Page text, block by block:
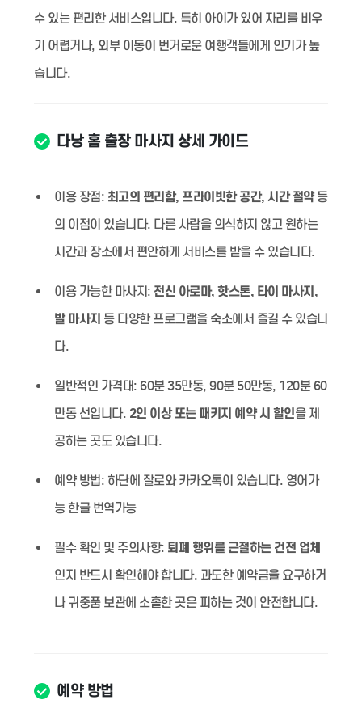
수 있는 편리한 서비스입니다. 특히 아이가 있어 자리를 비우
기 어렵거나, 외부 이동이 번거로운 여행객들에게 인기가 높
습니다.
다낭 홈 출장 마사지 상세 가이드
이용 장점: 최고의 편리함, 프라이빗한 공간, 시간 절약등
의 이점이 있습니다. 다른 사람을 의식하지 않고 원하는
시간과 장소에서 편안하게 서비스를 받을 수 있습니다.
이용 가능한 마사지: 전신 아로마, 핫스톤, 타이 마사지,
발 마사지 등 다양한 프로그램을 숙소에서 즐길 수 있습니
다.
일반적인 가격대: 60분 35만동, 90분 50만동, 120분 60
만동 선입니다. 2인 이상 또는 패키지 예약 시 할인을 제
공하는 곳도 있습니다.
예약 방법: 하단에 잘로와 카카오톡이 있습니다. 영어가
능 한글 번역가능
필수 확인 및 주의사항: 퇴폐 행위를 근절하는 건전 업체
인지 반드시 확인해야 합니다. 과도한 예약금을 요구하거
나 귀중품 보관에 소홀한 곳은 피하는 것이 안전합니다.
예약 방법